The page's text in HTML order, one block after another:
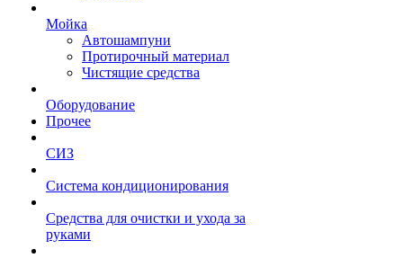
Мойка
Автошампуни
Протирочный материал
Чистящие средства
Оборудование
Прочее
СИЗ
Система кондиционирования
Средства для очистки и ухода за
руками